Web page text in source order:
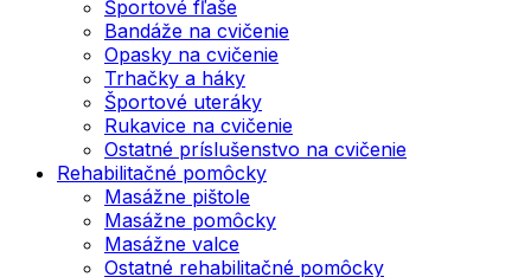
Športové fľaše
Bandáže na cvičenie
Opasky na cvičenie
Trhačky a háky
Športové uteráky
Rukavice na cvičenie
Ostatné príslušenstvo na cvičenie
Rehabilitačné pomôcky
Masážne pištole
Masážne pomôcky
Masážne valce
Ostatné rehabilitačné pomôcky